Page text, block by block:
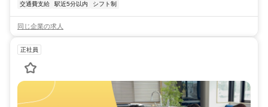
交通費支給 駅近5分以内 シフト制
同じ企業の求人
正社員